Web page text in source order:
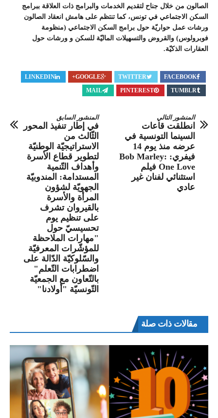
الصالون من خلال جناح لتقديم الخدمات والبرامج ذات العلاقة ببرامج
السكن الاجتماعي في تونس، كما تنتظم على هامش انعقاد الصالون
ورشات عمل حواريّة حول برامج السكن الاجتماعي (منظومة
فوبرولوس) والقروض والتسهيلات الماليّة للسكن و ورشات حول
العقارات الذكيّة.
FACEBOOK
TWITTER
GOOGLE+
LINKEDIN
TUMBLR
PINTEREST
MAIL
المنشور السابق
في إطار تنفيذ المحور
الثّالث من
الاستراتيجيّة الوطنيّة
لتطوير قطاع الأسرة
وأهداف التّنمية
المستدامة: المندوبيّة
الجهويّة لشؤون
المرأة والأسرة
بالقيروان تشرف
على تنظيم يوم
تحسيسيّ حول
"مهارات الملاحظة
للمؤشّرات المعرفيّة
والسّلوكيّة الدّالة على
اضطرابات التّعلم"
بالتّعاون مع الجمعيّة
التّونسيّة "أولادنا"
المنشور التالي
انطلقت قاعات
السينما التونسية في
عرضه منذ يوم 14
فيفري: Bob Marley:
One Love فيلم
استثنائي لفنان غير
عادي
مقالات ذات صلة